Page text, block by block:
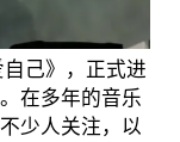
己》，正式进
在多年的音乐
少人关注，以